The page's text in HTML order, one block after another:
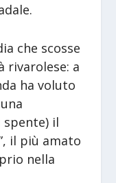
che scosse
rivarolese: a
ha voluto
spente) il
il più amato
nella